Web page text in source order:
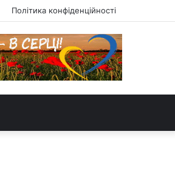
Політика конфіденційності